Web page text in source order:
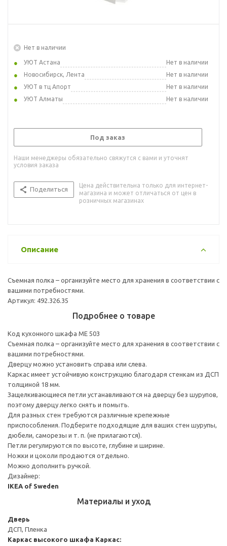
Нет в наличии
УЮТ Астана
Нет в наличии
Новосибирск, Лента
Нет в наличии
УЮТ в тц Апорт
Нет в наличии
УЮТ Алматы
Нет в наличии
Под заказ
Наши менеджеры обязательно свяжутся с вами и уточнят
условия заказа
Поделиться
Цена действительна только для интернет-
магазина и может отличаться от цен в
розничных магазинах
Описание
Съемная полка – организуйте место для хранения в соответствии с
вашими потребностями.
Артикул: 492.326.35
Подробнее о товаре
Код кухонного шкафа ME 503
Съемная полка – организуйте место для хранения в соответствии с
вашими потребностями.
Дверцу можно установить справа или слева.
Каркас имеет устойчивую конструкцию благодаря стенкам из ДСП
толщиной 18 мм.
Защелкивающиеся петли устанавливаются на дверцу без шурупов,
поэтому дверцу легко снять и помыть.
Для разных стен требуются различные крепежные
приспособления. Подберите подходящие для ваших стен шурупы,
дюбели, саморезы и т. п. (не прилагаются).
Петли регулируются по высоте, глубине и ширине.
Ножки и цоколи продаются отдельно.
Можно дополнить ручкой.
Дизайнер:
IKEA of Sweden
Материалы и уход
Дверь
ДСП, Пленка
Каркас высокого шкафа Каркас: